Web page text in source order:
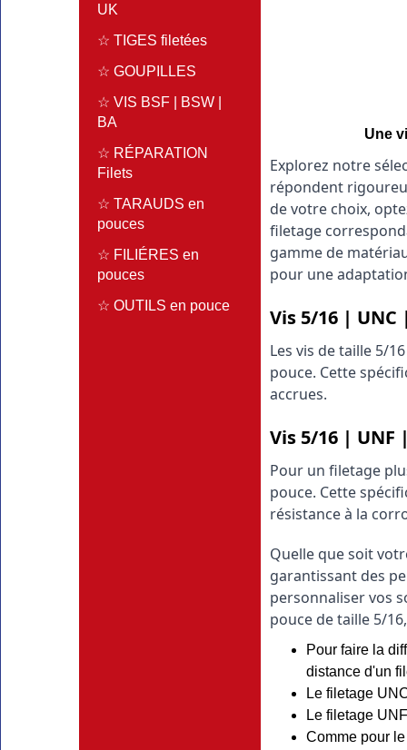
UK
☆ TIGES filetées
☆ GOUPILLES
☆ VIS BSF | BSW |
BA
☆ RÉPARATION
Filets
☆ TARAUDS en
pouces
☆ FILIÉRES en
pouces
☆ OUTILS en pouce
Une
Explorez notre
répondent
de votre choix,
filetage
gamme de
pour une
Vis 5/16 |
Les vis de taille 5/
pouce. Cette
accrues.
Vis 5/16 | UNF
Pour un filetage
pouce. Cette
résistance à la
Quelle que soit
garantissant des
personnaliser vos
pouce de taille 5/
Pour faire la
distance d'un
Le filetage
Le filetage
Comme pour